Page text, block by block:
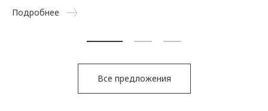
Подробнее
Все предложения